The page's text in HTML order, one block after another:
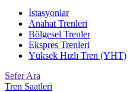
İstasyonlar
Anahat Trenleri
Bölgesel Trenler
Ekspres Trenleri
Yüksek Hızlı Tren (YHT)
Sefer Ara
Tren Saatleri